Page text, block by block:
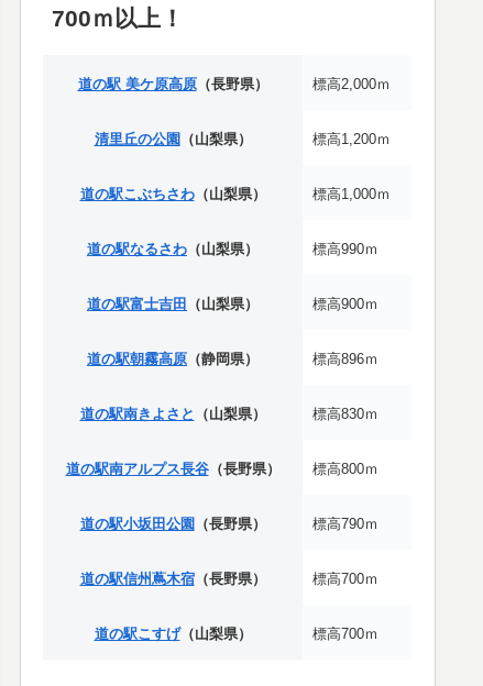
700ｍ以上！
道の駅 美ケ原高原（長野県） 標高2,000ｍ
清里丘の公園 （山梨県） 標高1,200ｍ
道の駅こぶちさわ（山梨県） 標高1,000ｍ
道の駅なるさわ （山梨県） 標高990ｍ
道の駅富士吉田 （山梨県） 標高900ｍ
道の駅朝霧高原 （静岡県） 標高896ｍ
道の駅南きよさと （山梨県） 標高830ｍ
道の駅南アルプス長谷（長野県） 標高800ｍ
道の駅小坂田公園 （長野県） 標高790ｍ
道の駅信州蔦木宿（長野県） 標高700ｍ
道の駅こすげ（山梨県） 標高700ｍ